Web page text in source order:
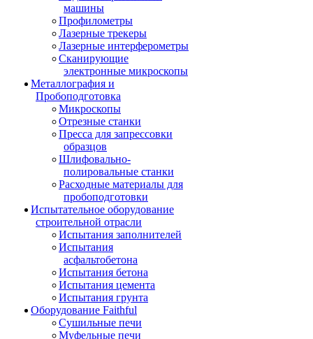
машины
Профилометры
Лазерные трекеры
Лазерные интерферометры
Сканирующие
электронные микроскопы
Металлография и
Пробоподготовка
Микроскопы
Отрезные станки
Пресса для запрессовки
образцов
Шлифовально-
полировальные станки
Расходные материалы для
пробоподготовки
Испытательное оборудование
строительной отрасли
Испытания заполнителей
Испытания
асфальтобетона
Испытания бетона
Испытания цемента
Испытания грунта
Оборудование Faithful
Сушильные печи
Муфельные печи